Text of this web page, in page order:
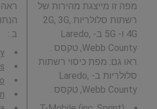
מפה זו מייצגת מהירות של
רשתות סלולריות 2G, 3G,
4G ו- 5G ב- Laredo,
Webb County, טקסס .
ראו גם: מפת כיסוי רשתות
סלולריות ב- Laredo,
Webb County, טקסס .
ב :